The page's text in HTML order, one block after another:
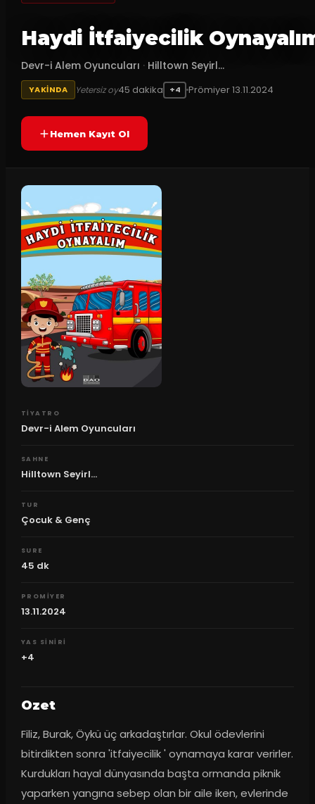
Haydi İtfaiyecilik
Devr-i Alem Oyuncuları · Hilltown Seyirl...
YAKINDA Yetersiz oy45 dakika +4 Prömiyer13.11.2024
Hemen Kayıt Ol
TIYATRO
Devr-i Alem Oyuncuları
SAHNE
Hilltown Seyirl...
TUR
Çocuk & Genç
SURE
45 dk
PROMIYER
13.11.2024
YAS SINIRI
+4
Ozet
Filiz, Burak, Öykü üç arkadaştırlar. Okul ödevlerini
bitirdikten sonra 'itfaiyecilik ' oynamaya karar verirler.
Kurdukları hayal dünyasında başta ormanda piknik
yaparken yangına sebep olan bir aile iken, evlerinde